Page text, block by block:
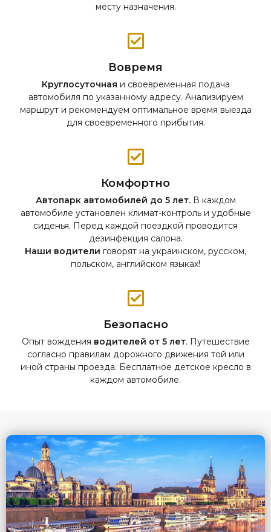
месту назначения.
Вовремя
Круглосуточная и своевременная подача
автомобиля по указанному адресу. Анализируем
маршрут и рекомендуем оптимальное время выезда
для своевременного прибытия.
Комфортно
Автопарк автомобилей до 5 лет.В каждом
автомобиле установлен климат-контроль и удобные
сиденья. Перед каждой поездкой проводится
дезинфекция салона.
Наши водители говорят на украинском, русском,
польском, английском языках!
Безопасно
Опыт вождения водителей от 5 лет. Путешествие
согласно правилам дорожного движения той или
иной страны проезда. Бесплатное детское кресло в
каждом автомобиле.